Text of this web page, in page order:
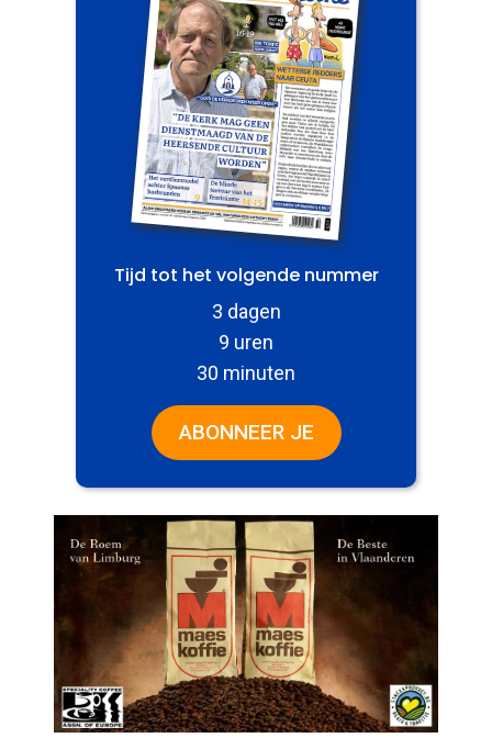
Tijd tot het volgende nummer
3 dagen
9 uren
30 minuten
ABONNEER JE